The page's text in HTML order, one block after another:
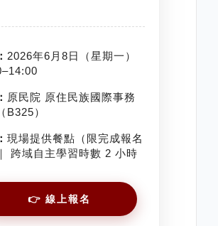
2026年6月8日（星期一）
原民院 原住民族國際事務
B325）
現場提供餐點（限完成報名
跨域自主學習時數 2 小時
👉 線上報名